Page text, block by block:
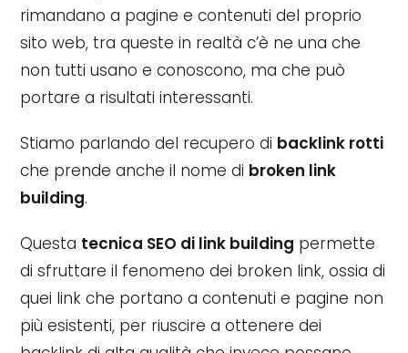
rimandano a pagine e contenuti del proprio
sito web, tra queste in realtà c’è ne una che
non tutti usano e conoscono, ma che può
portare a risultati interessanti.
Stiamo parlando del recupero di backlink rotti
che prende anche il nome di broken link
building.
Questa tecnica SEO di link building permette
di sfruttare il fenomeno dei broken link, ossia di
quei link che portano a contenuti e pagine non
più esistenti, per riuscire a ottenere dei